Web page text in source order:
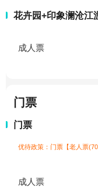
花卉园+印象澜沧江
成人票
门票
门票
成人票